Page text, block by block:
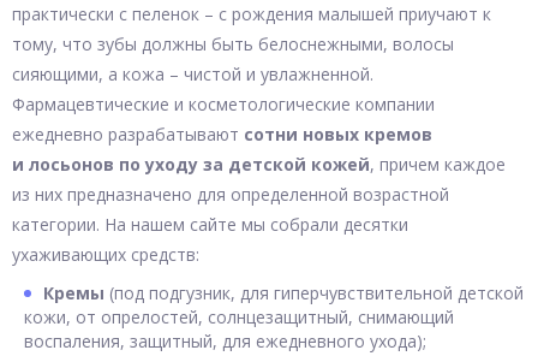
практически с пеленок – с рождения малышей приучают к
тому, что зубы должны быть белоснежными, волосы
сияющими, а кожа – чистой и увлажненной.
Фармацевтические и косметологические компании
ежедневно разрабатывают сотни новых кремов
и лосьонов по уходу за детской кожей, причем каждое
из них предназначено для определенной возрастной
категории. На нашем сайте мы собрали десятки
ухаживающих средств:
Кремы (под подгузник, для гиперчувствительной детской
кожи, от опрелостей, солнцезащитный, снимающий
воспаления, защитный, для ежедневного ухода);